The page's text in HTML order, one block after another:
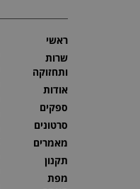
ראשי
שרות
ותחזוקה
אודות
ספקים
סרטונים
מאמרים
תקנון
מפת